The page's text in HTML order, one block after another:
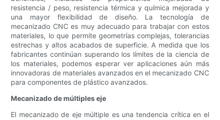
resistencia / peso, resistencia térmica y química mejorada y
una mayor flexibilidad de diseño. La tecnología de
mecanizado CNC es muy adecuado para trabajar con estos
materiales, lo que permite geometrías complejas, tolerancias
estrechas y altos acabados de superficie. A medida que los
fabricantes continúan superando los límites de la ciencia de
los materiales, podemos esperar ver aplicaciones aún más
innovadoras de materiales avanzados en el mecanizado CNC
para componentes de plástico avanzados.
Mecanizado de múltiples eje
El mecanizado de eje múltiple es una tendencia crítica en el